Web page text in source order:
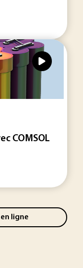
COMSOL
ligne